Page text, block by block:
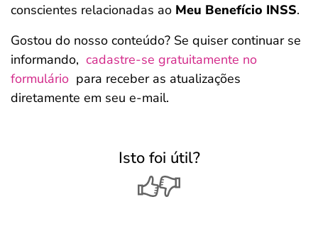
conscientes relacionadas ao Meu Benefício INSS.
Gostou do nosso conteúdo? Se quiser continuar se
informando, cadastre-se gratuitamente no
formulário para receber as atualizações
diretamente em seu e-mail.
Isto foi útil?